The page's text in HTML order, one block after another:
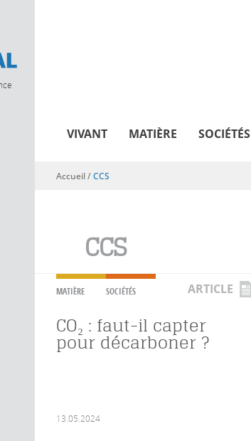
VIVANT MATIÈRE SOCIÉTÉS
Vous êtes ici
Accueil/CCS
CCS
MATIÈRE SOCIÉTÉS ARTICLE
CO₂ : faut-il capter
pour décarboner ?
13.05.2024